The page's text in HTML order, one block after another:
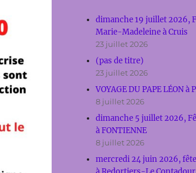
dimanche 19 juillet 2026,
Marie-Madeleine à Cruis
23 juillet 2026
(pas de titre)
23 juillet 2026
VOYAGE DU PAPE LÉON à
8 juillet 2026
dimanche 5 juillet 2026,
à FONTIENNE
8 juillet 2026
mercredi 24 juin 2026,